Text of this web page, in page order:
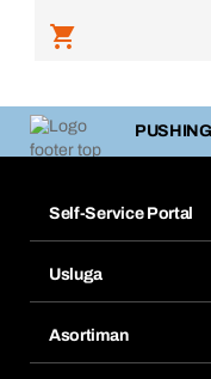
Self-Service Portal
Popisi želja
Ponovno naručivanje
Usluga
Asortiman